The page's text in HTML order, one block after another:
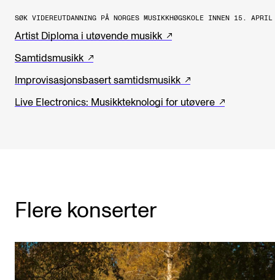
SØK VIDEREUTDANNING PÅ NORGES MUSIKKHØGSKOLE INNEN 15. APRIL
Artist Diploma i utøvende musikk
Samtidsmusikk
Improvisasjonsbasert samtidsmusikk
Live Electronics: Musikkteknologi for utøvere
Flere konserter